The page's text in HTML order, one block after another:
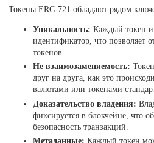
Токены ERC-721 обладают рядом
Уникальность: Каждый токен
идентификатор, что позволяет
токенов.
Не взаимозаменяемость:
друг на друга, как это
валютами или токенами
Доказательство владения:
фиксируется в блокчейне, что
безопасность транзакций.
Метаданные: Каждый токен